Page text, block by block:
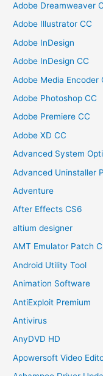
Adobe Dreamweaver
Adobe Illustrator CC
Adobe InDesign
Adobe InDesign CC
Adobe Media Encoder
Adobe Photoshop CC
Adobe Premiere CC
Adobe XD CC
Advanced System
Advanced Uninstaller
Adventure
After Effects CS6
altium designer
AMT Emulator Patch
Android Utility Tool
Animation Software
AntiExploit Premium
Antivirus
AnyDVD HD
Apowersoft Video